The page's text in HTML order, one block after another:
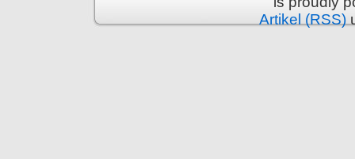
Artikel (RSS)